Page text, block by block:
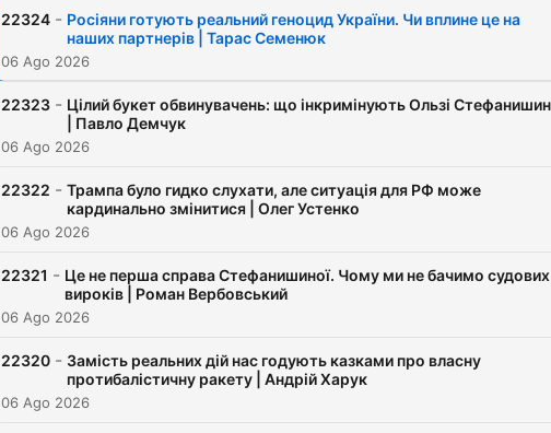
22324 - Росіяни готують реальний геноцид України. Чи вплине це на
наших партнерів | Тарас Семенюк
06 Ago 2026
22323 - Цілий букет обвинувачень: що інкримінують Ользі
| Павло Демчук
06 Ago 2026
22322 - Трампа було гидко слухати, але ситуація для РФ може
кардинально змінитися | Олег Устенко
06 Ago 2026
22321 - Це не перша справа Стефанишиної. Чому ми не бачимо судових
вироків | Роман Вербовський
06 Ago 2026
22320 - Замість реальних дій нас годують казками про власну
протибалістичну ракету | Андрій Харук
06 Ago 2026